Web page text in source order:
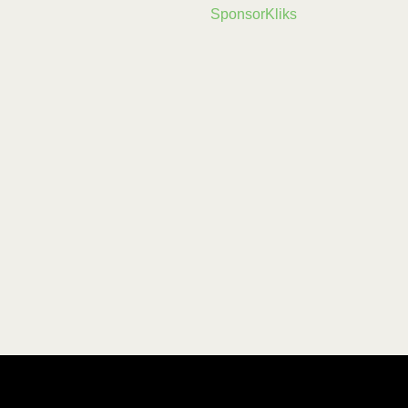
SponsorKliks